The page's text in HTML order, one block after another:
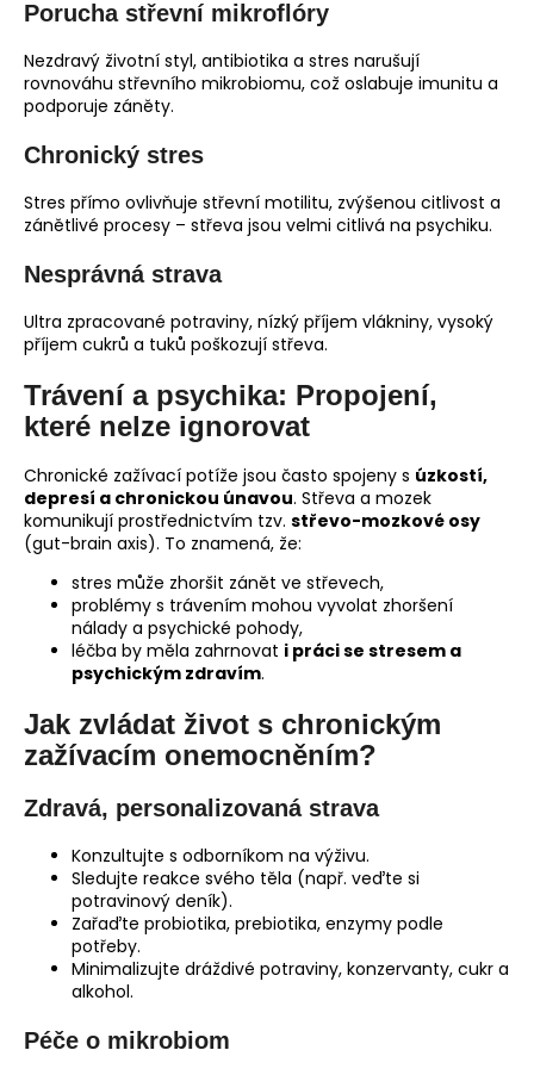
Porucha střevní mikroflóry
Nezdravý životní styl, antibiotika a stres narušují
rovnováhu střevního mikrobiomu, což oslabuje imunitu a
podporuje záněty.
Chronický stres
Stres přímo ovlivňuje střevní motilitu, zvýšenou citlivost a
zánětlivé procesy – střeva jsou velmi citlivá na psychiku.
Nesprávná strava
Ultra zpracované potraviny, nízký příjem vlákniny, vysoký
příjem cukrů a tuků poškozují střeva.
Trávení a psychika: Propojení,
které nelze ignorovat
Chronické zažívací potíže jsou často spojeny s úzkostí,
depresí a chronickou únavou. Střeva a mozek
komunikují prostřednictvím tzv. střevo-mozkové osy
(gut-brain axis). To znamená, že:
stres může zhoršit zánět ve střevech,
problémy s trávením mohou vyvolat zhoršení
nálady a psychické pohody,
léčba by měla zahrnovat i práci se stresem a
psychickým zdravím.
Jak zvládat život s chronickým
zažívacím onemocněním?
Zdravá, personalizovaná strava
Konzultujte s odborníkom na výživu.
Sledujte reakce svého těla (např. veďte si
potravinový deník).
Zařaďte probiotika, prebiotika, enzymy podle
potřeby.
Minimalizujte dráždivé potraviny, konzervanty, cukr a
alkohol.
Péče o mikrobiom